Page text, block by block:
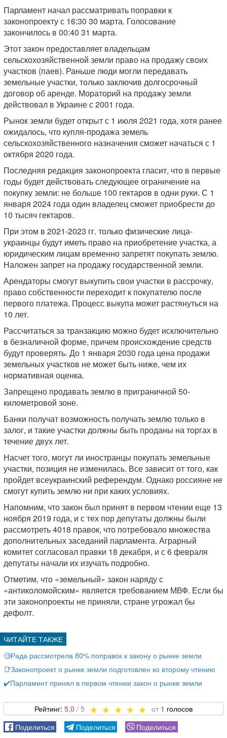
Парламент начал рассматривать поправки к
законопроекту с 16:30 30 марта. Голосование
закончилось в 00:40 31 марта.
Этот закон предоставляет владельцам
сельскохозяйственной земли право на продажу своих
участков (паев). Раньше люди могли передавать
земельные участки, только заключив долгосрочный
договор об аренде. Мораторий на продажу земли
действовал в Украине с 2001 года.
Рынок земли будет открыт с 1 июля 2021 года, хотя ранее
ожидалось, что купля-продажа земель
сельскохозяйственного назначения сможет начаться с 1
октября 2020 года.
Последняя редакция законопроекта гласит, что в первые
годы будет действовать следующее ограничение на
покупку земли: не больше 100 гектаров в одни руки. С 1
января 2024 года один владелец сможет приобрести до
10 тысяч гектаров.
При этом в 2021-2023 гг. только физические лица-
украинцы будут иметь право на приобретение участка, а
юридическим лицам временно запретят покупать землю.
Наложен запрет на продажу государственной земли.
Арендаторы смогут выкупить свои участки в рассрочку,
право собственности переходит к покупателю после
первого платежа. Процесс выкупа может растянуться на
10 лет.
Рассчитаться за транзакцию можно будет исключительно
в безналичной форме, причем происхождение средств
будут проверять. До 1 января 2030 года цена продажи
земельныхучастков не может быть ниже, чем их
нормативная оценка.
Запрещено продавать землю в приграничной 50-
километровой зоне.
Банки получат возможность получать землю только в
залог, и такие участки должны быть проданы на торгах в
течение двух лет.
Насчет того, могут ли иностранцы покупать земельные
участки, позиция не изменилась. Все зависит от того, как
пройдет всеукраинский референдум. Однако россияне не
смогут купить землю ни при каких условиях.
Напомним, что закон был принят в первом чтении еще 13
ноября 2019 года, и с тех пор депутаты должны были
рассмотреть 4018 правок, что потребовало множества
дополнительных заседаний парламента. Аграрный
комитет согласовал правки 18 декабря, и с 6 февраля
депутаты начали их изучать подробно.
Отметим, что «земельный» закон наряду с
«антиколомойским» является требованием МВФ. Если бы
эти законопроекты не приняли, стране угрожал бы
дефолт.
🧐Рада рассмотрела 80% поправок к закону о рынке земли
📑Законопроект о рынке земли подготовлен ко второму чтению
✔️Парламент принял в первом чтении закон о рынке земли
5,0 1